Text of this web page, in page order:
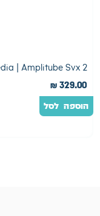
| Amplitube Svx 2
₪ 329.00
הוספה לסל